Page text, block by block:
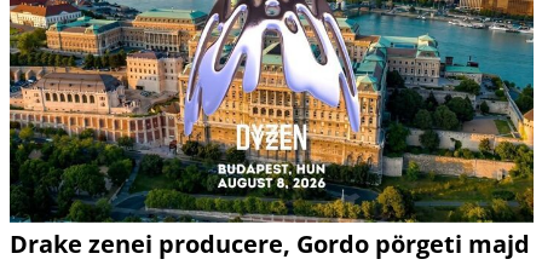
Drake zenei producere, Gordo pörgeti majd